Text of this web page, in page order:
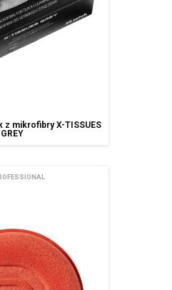
mikrofibry X-TISSUES
GREY